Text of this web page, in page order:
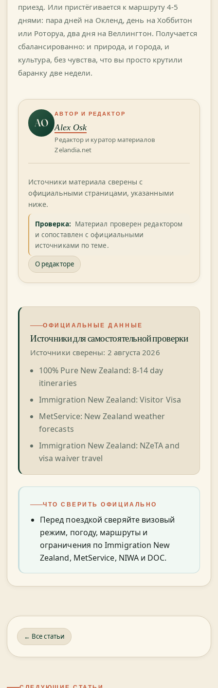
← Все статьи
приезд. Или пристёгивается к маршруту 4-5
днями: пара дней на Окленд, день на Хоббитон
или Роторуа, два дня на Веллингтон. Получается
сбалансированно: и природа, и города, и
культура, без чувства, что вы просто крутили
баранку две недели.
AO
АВТОР И РЕДАКТОР
Alex Osk
Редактор и куратор материалов
Zelandia.net
Источники материала сверены с
официальными страницами, указанными
ниже.
Проверка: Материал проверен редактором
и сопоставлен с официальными
источниками по теме.
О редакторе
ОФИЦИАЛЬНЫЕ ДАННЫЕ
Источники для самостоятельной проверки
Источники сверены: 2 августа 2026
100% Pure New Zealand: 8-14 day
itineraries
Immigration New Zealand: Visitor Visa
MetService: New Zealand weather
forecasts
Immigration New Zealand: NZeTA and
visa waiver travel
ЧТО СВЕРИТЬ ОФИЦИАЛЬНО
Перед поездкой сверяйте визовый
режим, погоду, маршруты и
ограничения по Immigration New
Zealand, MetService, NIWA и DOC.